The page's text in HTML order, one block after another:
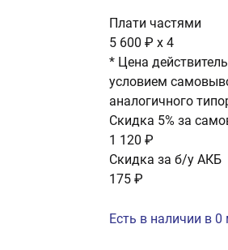
Плати частями
5 600 ₽ x 4
* Цена
условием
аналогичного
Скидка 5% за
1 120 ₽
Скидка за б/у АКБ
175 ₽
Есть в наличии в 0